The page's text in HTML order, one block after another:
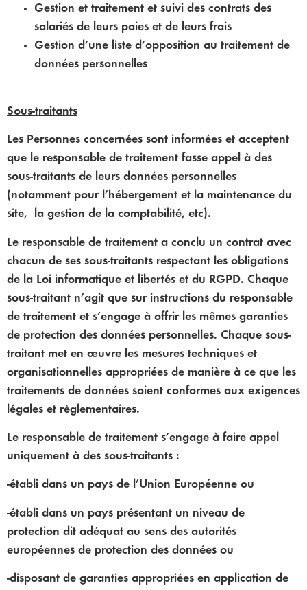
Gestion et traitement et suivi des contrats des
salariés de leurs paies et de leurs frais
Gestion d’une liste d’opposition au traitement de
données personnelles
Sous-traitants
Les Personnes concernées sont informées et acceptent
que le responsable de traitement fasse appel à des
sous-traitants de leurs données personnelles
(notamment pour l’hébergement et la maintenance du
site, la gestion de la comptabilité, etc).
Le responsable de traitement a conclu un contrat avec
chacun de ses sous-traitants respectant les obligations
de la Loi informatique et libertés et du RGPD. Chaque
sous-traitant n’agit que sur instructions du responsable
de traitement et s’engage à offrir les mêmes garanties
de protection des données personnelles. Chaque sous-
traitant met en œuvre les mesures techniques et
organisationnelles appropriées de manière à ce que les
traitements de données soient conformes aux exigences
légales et règlementaires.
Le responsable de traitement s’engage à faire appel
uniquement à des sous-traitants :
-établi dans un pays de l’Union Européenne ou
-établi dans un pays présentant un niveau de
protection dit adéquat au sens des autorités
européennes de protection des données ou
-disposant de garanties appropriées en application de